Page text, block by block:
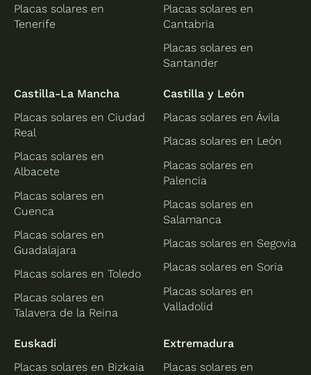
Placas solares en
Tenerife
Placas solares en
Cantabria
Placas solares en
Santander
Castilla-La Mancha
Placas solares en Ciudad
Real
Placas solares en
Albacete
Placas solares en
Cuenca
Placas solares en
Guadalajara
Placas solares en Toledo
Placas solares en
Talavera de la Reina
Castilla y León
Placas solares en Ávila
Placas solares en León
Placas solares en
Palencia
Placas solares en
Salamanca
Placas solares en Segovia
Placas solares en Soria
Placas solares en
Valladolid
Euskadi
Placas solares en Bizkaia
Extremadura
Placas solares en